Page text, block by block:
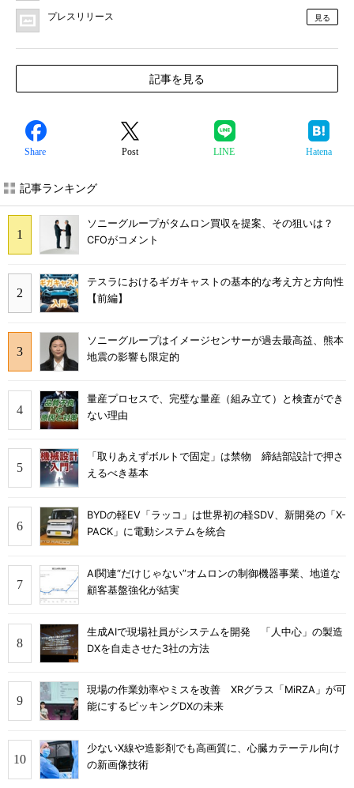
プレスリリース 見る
記事を見る
Share Post LINE Hatena
記事ランキング
ソニーグループがタムロン買収を提案、その狙いは？
CFOがコメント
テスラにおけるギガキャストの基本的な考え方と方向性
【前編】
ソニーグループはイメージセンサーが過去最高益、熊本
地震の影響も限定的
量産プロセスで、完璧な量産（組み立て）と検査ができ
ない理由
「取りあえずボルトで固定」は禁物 締結部設計で押さ
えるべき基本
BYDの軽EV「ラッコ」は世界初の軽SDV、新開発の「X-
PACK」に電動システムを統合
AI関連“だけじゃない”オムロンの制御機器事業、地道な
顧客基盤強化が結実
生成AIで現場社員がシステムを開発 「人中心」の製造
DXを自走させた3社の方法
現場の作業効率やミスを改善 XRグラス「MiRZA」が可
能にするピッキングDXの未来
少ないX線や造影剤でも高画質に、心臓カテーテル向け
の新画像技術